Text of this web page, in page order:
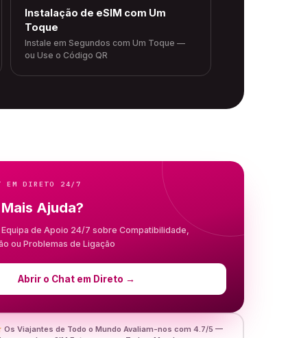
Instalação de eSIM com Um
Toque
Instale em Segundos com Um Toque —
ou Use o Código QR
EM DIRETO 24/7
Ajuda?
Equipa de Apoio 24/7 sobre Compatibilidade,
ou Problemas de Ligação
Abrir o Chat em Direto →
Os Viajantes de Todo o Mundo Avaliam-nos com 4.7/5 —